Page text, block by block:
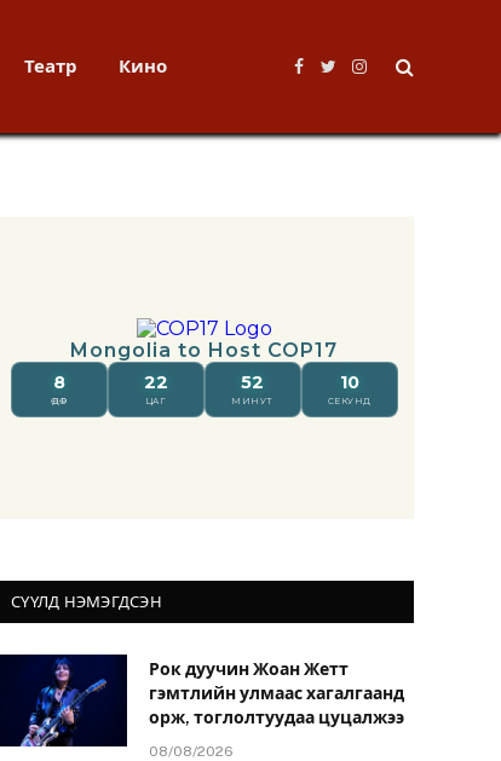
Театр Кино
Facebook
TwitterInstagram
СҮҮЛД НЭМЭГДСЭН
Рок дуучин Жоан Жетт
гэмтлийн улмаас хагалгаанд
орж, тоглолтуудаа цуцалжээ
08/08/2026